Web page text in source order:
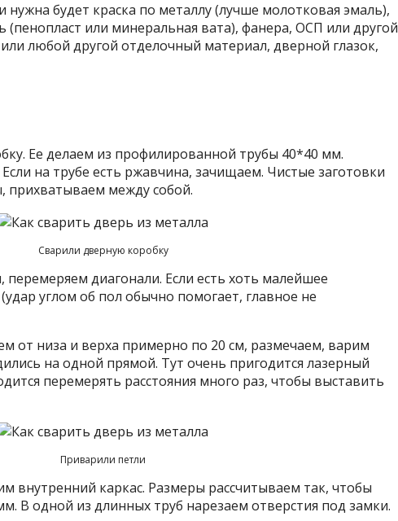
нужна будет краска по металлу (лучше молотковая эмаль),
(пенопласт или минеральная вата), фанера, ОСП или другой
любой другой отделочный материал, дверной глазок,
Ее делаем из профилированной трубы 40*40 мм.
на трубе есть ржавчина, зачищаем. Чистые заготовки
прихватываем между собой.
Сварили дверную коробку
перемеряем диагонали. Если есть хоть малейшее
углом об пол обычно помогает, главное не
от низа и верха примерно по 20 см, размечаем, варим
на одной прямой. Тут очень пригодится лазерный
перемерять расстояния много раз, чтобы выставить
Приварили петли
внутренний каркас. Размеры рассчитываем так, чтобы
В одной из длинных труб нарезаем отверстия под замки.